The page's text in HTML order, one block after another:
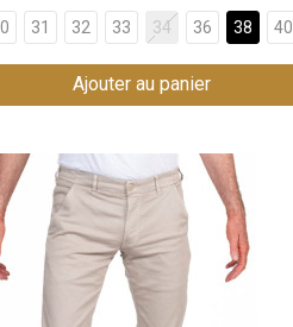
31 32 33 34 36 38 40
Ajouter au panier